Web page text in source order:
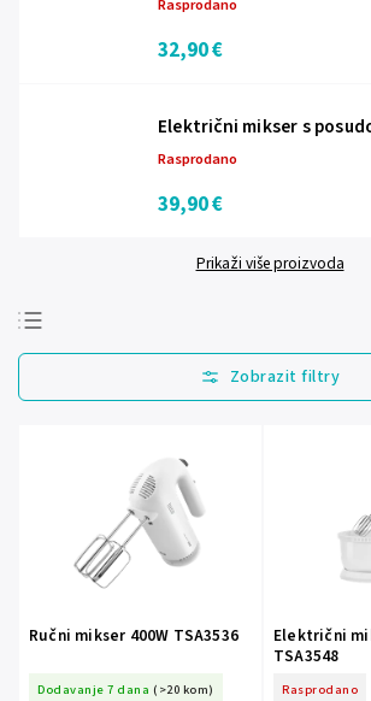
Rasprodano
32,90 €
Električni mikser s
Rasprodano
39,90 €
Prikaži više proizvoda
Najprodavanije
Najjeftinije
Abecedno
Ručni mikser 400W TSA3536
Dodavanje 7 dana (>20 kom)
Električni
TSA3548
Rasprodano